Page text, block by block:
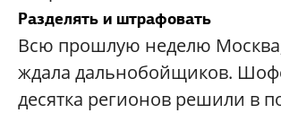
Разделять и штрафовать
Всю прошлую неделю
ждала дальнобойщиков.
десятка регионов решили в